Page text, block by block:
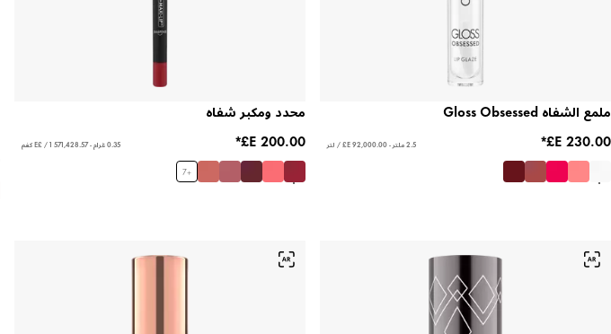
ملمع الشفاه Gloss Obsessed
2.5 ملتر - ‏92,000.00 E£ / لتر
محدد ومكبر شفاه
0.35 غرام - ‏571,428.57 E£ / 1 كغم
+
7